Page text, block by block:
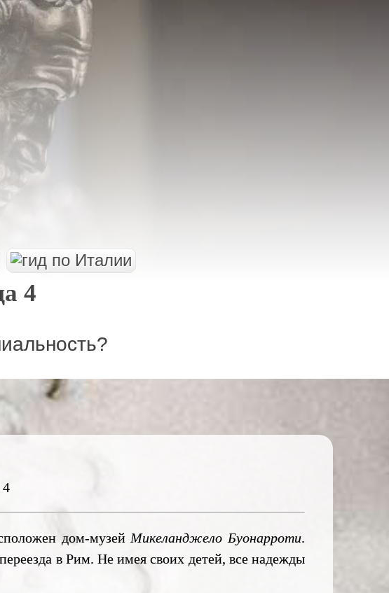
4
дом-музей Микеланджело Буонарроти.
в Рим. Не имея своих детей, все надежды